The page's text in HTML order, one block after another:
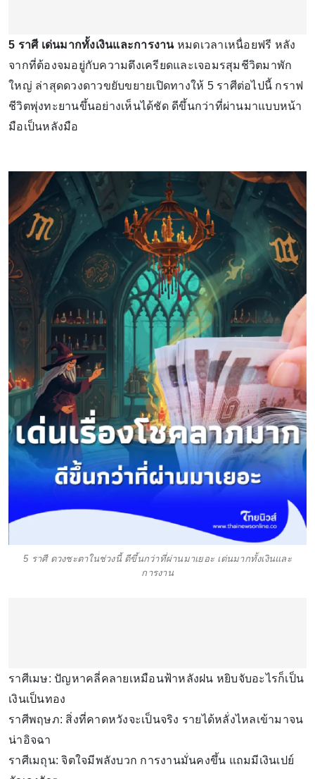
5 ราศี เด่นมากทั้งเงินและการงานหมดเวลาเหนื่อยฟรี หลัง
จากที่ต้องจมอยู่กับความตึงเครียดและเจอมรสุมชีวิตมาพัก
ใหญ่ ล่าสุดดวงดาวขยับขยายเปิดทางให้ 5 ราศีต่อไปนี้ กราฟ
ชีวิตพุ่งทะยานขึ้นอย่างเห็นได้ชัด ดีขึ้นกว่าที่ผ่านมาแบบหน้า
มือเป็นหลังมือ
5 ราศี ดวงชะตาในช่วงนี้ ดีขึ้นกว่าที่ผ่านมาเยอะ เด่นมากทั้งเงินและ
การงาน
ราศีเมษ: ปัญหาคลี่คลายเหมือนฟ้าหลังฝน หยิบจับอะไรก็เป็น
เงินเป็นทอง
ราศีพฤษภ: สิ่งที่คาดหวังจะเป็นจริง รายได้หลั่งไหลเข้ามาจน
น่าอิจฉา
ราศีเมถุน: จิตใจมีพลังบวก การงานมั่นคงขึ้น แถมมีเงินเปย์